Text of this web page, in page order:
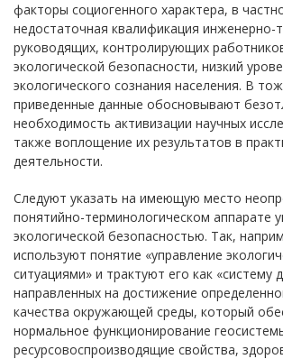
факторы социогенного характера, в
недостаточная квалификация инженерно-
руководящих, контролирующих
экологической безопасности, низкий
экологического сознания населения. В
приведенные данные обосновывают
необходимость активизации научных
также воплощение их результатов в
деятельности.
Следуют указать на имеющую место
понятийно-терминологическом аппарате
экологической безопасностью. Так,
используют понятие «управление
ситуациями» и трактуют его как «систему
направленных на достижение
качества окружающей среды, который
нормальное функционирование
ресурсовоспроизводящие свойства,